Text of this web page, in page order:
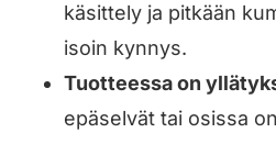
käsittely ja pitkään
isoin kynnys.
Tuotteessa on
epäselvät tai osissa